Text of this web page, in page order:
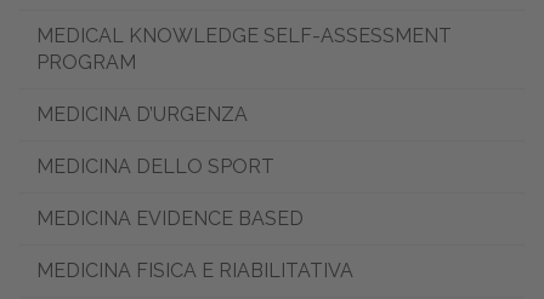
MEDICAL KNOWLEDGE SELF-ASSESSMENT
PROGRAM
MEDICINA D’URGENZA
MEDICINA DELLO SPORT
MEDICINA EVIDENCE BASED
MEDICINA FISICA E RIABILITATIVA